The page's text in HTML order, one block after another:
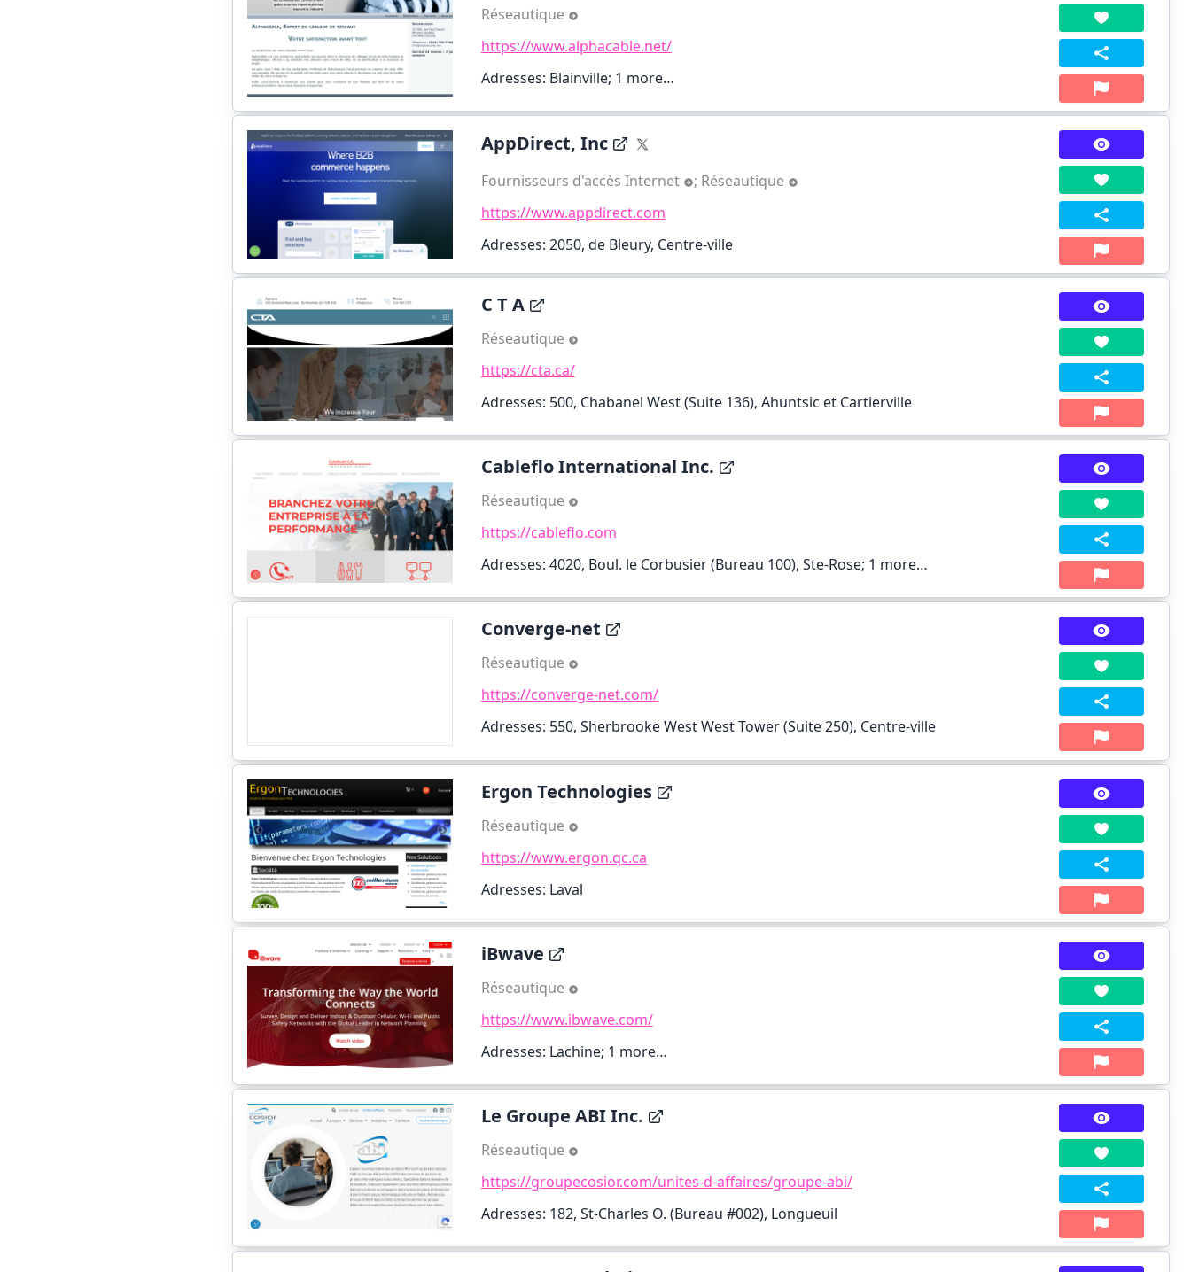
Réseautique
https://www.alphacable.net/
Adresses: Blainville; 1 more…
AppDirect, Inc
Fournisseurs d'accès Internet ; Réseautique
https://www.appdirect.com
Adresses: 2050, de Bleury, Centre-ville
C T A
Réseautique
https://cta.ca/
Adresses: 500, Chabanel West (Suite 136), Ahuntsic et Cartierville
Cableflo International Inc.
Réseautique
https://cableflo.com
Adresses: 4020, Boul. le Corbusier (Bureau 100), Ste-Rose; 1 more…
Converge-net
Réseautique
https://converge-net.com/
Adresses: 550, Sherbrooke West West Tower (Suite 250), Centre-ville
Ergon Technologies
Réseautique
https://www.ergon.qc.ca
Adresses: Laval
iBwave
Réseautique
https://www.ibwave.com/
Adresses: Lachine; 1 more…
Le Groupe ABI Inc.
Réseautique
https://groupecosior.com/unites-d-affaires/groupe-abi/
Adresses: 182, St-Charles O. (Bureau #002), Longueuil